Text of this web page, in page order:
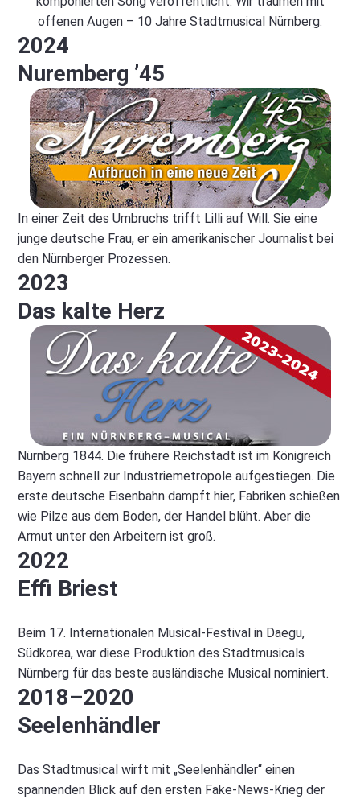
offenen Augen – 10 Jahre Stadtmusical Nürnberg.
2024
Nuremberg ’45
In einer Zeit des Umbruchs trifft Lilli auf Will. Sie eine
junge deutsche Frau, er ein amerikanischer Journalist bei
den Nürnberger Prozessen.
2023
Das kalte Herz
Nürnberg 1844. Die frühere Reichstadt ist im Königreich
Bayern schnell zur Industriemetropole aufgestiegen. Die
erste deutsche Eisenbahn dampft hier, Fabriken schießen
wie Pilze aus dem Boden, der Handel blüht. Aber die
Armut unter den Arbeitern ist groß.
2022
Effi Briest
Beim 17. Internationalen Musical-Festival in Daegu,
Südkorea, war diese Produktion des Stadtmusicals
Nürnberg für das beste ausländische Musical nominiert.
2018–2020
Seelenhändler
Das Stadtmusical wirft mit „Seelenhändler“ einen
spannenden Blick auf den ersten Fake-News-Krieg der